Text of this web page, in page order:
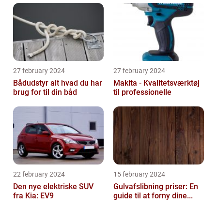
27 february 2024
Bådudstyr alt hvad du har
brug for til din båd
27 february 2024
Makita - Kvalitetsværktøj
til professionelle
22 february 2024
Den nye elektriske SUV
fra Kia: EV9
15 february 2024
Gulvafslibning priser: En
guide til at forny dine...